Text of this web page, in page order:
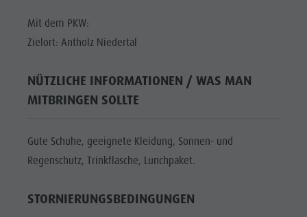
Mit dem PKW:
Zielort: Antholz Niedertal
NÜTZLICHE INFORMATIONEN / WAS MAN
MITBRINGEN SOLLTE
Gute Schuhe, geeignete Kleidung, Sonnen- und
Regenschutz, Trinkflasche, Lunchpaket.
STORNIERUNGSBEDINGUNGEN